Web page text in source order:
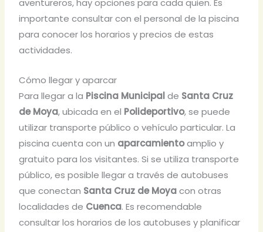
aventureros, hay opciones para cada quien. Es
importante consultar con el personal de la piscina
para conocer los horarios y precios de estas
actividades.
Cómo llegar y aparcar
Para llegar a la Piscina Municipalde Santa Cruz
de Moya, ubicada en el Polideportivo, se puede
utilizar transporte público o vehículo particular. La
piscina cuenta con un aparcamientoamplio y
gratuito para los visitantes. Si se utiliza transporte
público, es posible llegar a través de autobuses
que conectan Santa Cruz de Moyacon otras
localidades de Cuenca. Es recomendable
consultar los horarios de los autobuses y planificar